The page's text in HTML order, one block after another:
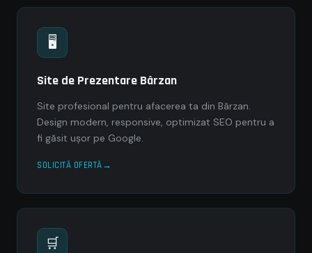
🖥
Site de Prezentare Bârzan
Site profesional pentru afacerea ta din Bârzan.
Design modern, responsive, optimizat SEO pentru a
fi găsit ușor pe Google.
SOLICITĂ OFERTĂ
🛒